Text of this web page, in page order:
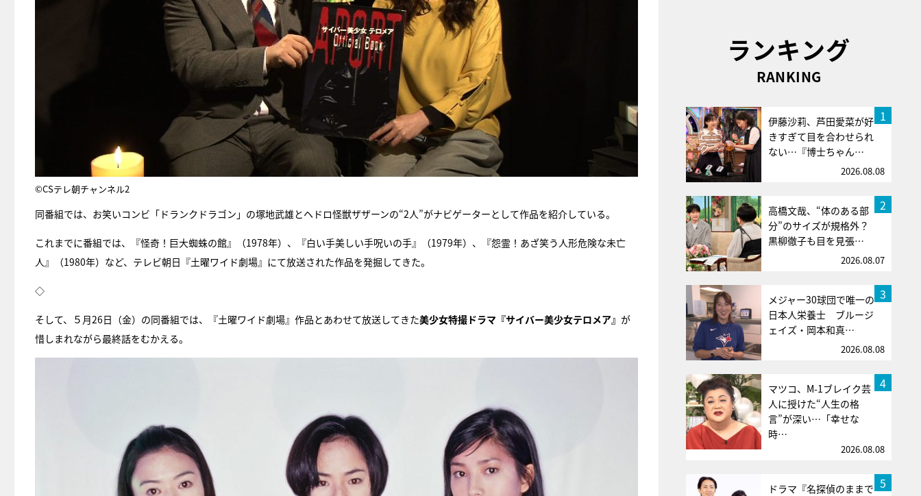
©CSテレ朝チャンネル2
同番組では、お笑いコンビ「ドランクドラゴン」の塚地武雄とヘドロ怪獣ザザーンの“2人”がナビゲーターとして作品を紹介している。
これまでに番組では、『怪奇！巨大蜘蛛の館』（1978年）、『白い手美しい手呪いの手』（1979年）、『怨霊！あざ笑う人形危険な未亡
人』（1980年）など、テレビ朝日『土曜ワイド劇場』にて放送された作品を発掘してきた。
◇
そして、５月26日（金）の同番組では、『土曜ワイド劇場』作品とあわせて放送してきた美少女特撮ドラマ『サイバー美少女テロメア』 が
惜しまれながら最終話をむかえる。
ランキング
RANKING
1
伊藤沙莉、芦田愛菜が好
きすぎて目を合わせられ
ない…『博士ちゃん…
2026.08.08
2
高橋文哉、“体のある部
分”のサイズが規格外？
黒柳徹子も目を見張…
2026.08.07
3
メジャー30球団で唯一の
日本人栄養士 ブルージ
ェイズ・岡本和真…
2026.08.08
4
マツコ、M-1ブレイク芸
人に授けた“人生の格
言”が深い…「幸せな
時…
2026.08.08
5
ドラマ『名探偵のままで